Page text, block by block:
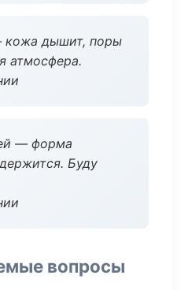
кожа дышит, поры
атмосфера.
— форма
Буду
вопросы